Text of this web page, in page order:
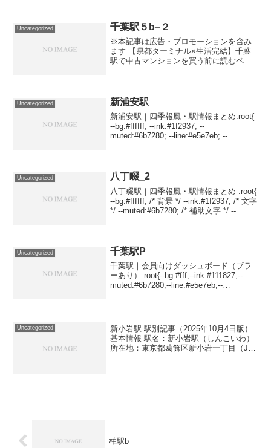
Uncategorized 千葉駅５b−２
※本記事は広告・プロモーションを含み
ます 【県都ターミナル×生活完結】千葉
駅で中古マンションを買う前に読むペー
の記事は、相場の見方...
Uncategorized 新浦安駅
新浦安駅｜四季報風・駅情報まとめ:root{
--bg:#ffffff; --ink:#1f2937; --
muted:#6b7280; --line:#e5e7eb; --
Uncategorized 八丁畷_2
八丁畷駅｜四季報風・駅情報まとめ :root{
--bg:#ffffff; /* 背景 */ --ink:#1f2937; /* 文字
*/ --muted:#6b7280; /* 補助文字 */ --
Uncategorized 千葉駅P
千葉駅｜会員向けダッシュボード（ブラ
ーあり）:root{--bg:#fff;--ink:#111827;--
muted:#6b7280;--line:#e5e7eb;--
Uncategorized
新小岩駅 駅別記事（2025年10月4日版）
基本情報 駅名：新小岩駅（しんこいわ）
所在地：東京都葛飾区新小岩一丁目（JR
柏駅b